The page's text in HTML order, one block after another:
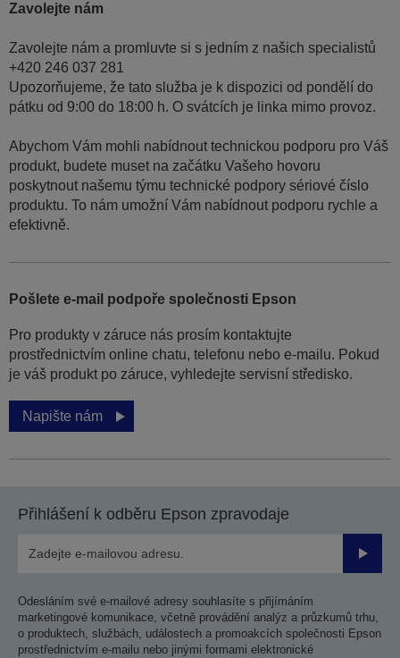
Zavolejte nám
Zavolejte nám a promluvte si s jedním z našich specialistů
+420 246 037 281
Upozorňujeme, že tato služba je k dispozici od pondělí do
pátku od 9:00 do 18:00 h. O svátcích je linka mimo provoz.
Abychom Vám mohli nabídnout technickou podporu pro Váš
produkt, budete muset na začátku Vašeho hovoru
poskytnout našemu týmu technické podpory sériové číslo
produktu. To nám umožní Vám nabídnout podporu rychle a
efektivně.
Pošlete e-mail podpoře společnosti Epson
Pro produkty v záruce nás prosím kontaktujte
prostřednictvím online chatu, telefonu nebo e-mailu. Pokud
je váš produkt po záruce, vyhledejte servisní středisko.
Napište nám
Přihlášení k odběru Epson zpravodaje
Odesláním své e-mailové adresy souhlasíte s přijímáním
marketingové komunikace, včetně provádění analýz a průzkumů trhu,
o produktech, službách, událostech a promoakcích společnosti Epson
prostřednictvím e-mailu nebo jinými formami elektronické